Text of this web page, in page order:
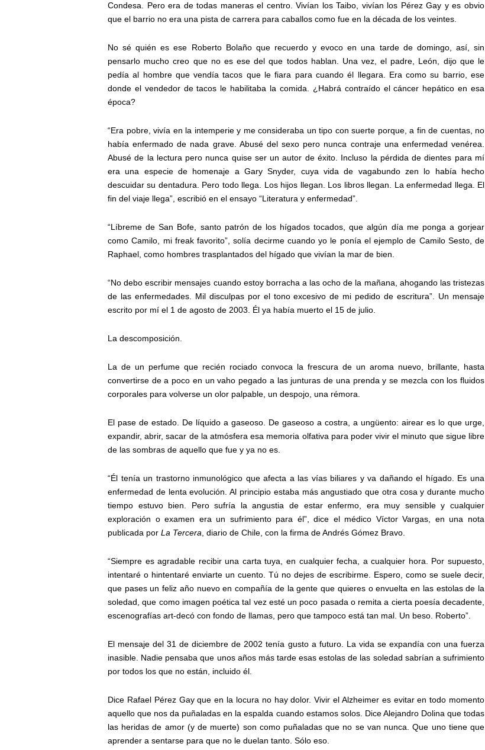
Condesa. Pero era de todas maneras el centro. Vivían los Taibo, vivían los Pérez Gay y es obvio
que el barrio no era una pista de carrera para caballos como fue en la década de los veintes.
No sé quién es ese Roberto Bolaño que recuerdo y evoco en una tarde de domingo, así, sin
pensarlo mucho creo que no es ese del que todos hablan. Una vez, el padre, León, dijo que le
pedía al hombre que vendía tacos que le fiara para cuando él llegara. Era como su barrio, ese
donde el vendedor de tacos le habilitaba la comida. ¿Habrá contraído el cáncer hepático en esa
época?
“Era pobre, vivía en la intemperie y me consideraba un tipo con suerte porque, a fin de cuentas, no
había enfermado de nada grave. Abusé del sexo pero nunca contraje una enfermedad venérea.
Abusé de la lectura pero nunca quise ser un autor de éxito. Incluso la pérdida de dientes para mí
era una especie de homenaje a Gary Snyder, cuya vida de vagabundo zen lo había hecho
descuidar su dentadura. Pero todo llega. Los hijos llegan. Los libros llegan. La enfermedad llega. El
fin del viaje llega”, escribió en el ensayo “Literatura y enfermedad”.
“Líbreme de San Bofe, santo patrón de los hígados tocados, que algún día me ponga a gorjear
como Camilo, mi freak favorito”, solía decirme cuando yo le ponía el ejemplo de Camilo Sesto, de
Raphael, como hombres trasplantados del hígado que vivían la mar de bien.
“No debo escribir mensajes cuando estoy borracha a las ocho de la mañana, ahogando las tristezas
de las enfermedades. Mil disculpas por el tono excesivo de mi pedido de escritura”. Un mensaje
escrito por mí el 1 de agosto de 2003. Él ya había muerto el 15 de julio.
La descomposición.
La de un perfume que recién rociado convoca la frescura de un aroma nuevo, brillante, hasta
convertirse de a poco en un vaho pegado a las junturas de una prenda y se mezcla con los fluidos
corporales para volverse un olor palpable, un despojo, una rémora.
El pase de estado. De líquido a gaseoso. De gaseoso a costra, a ungüento: airear es lo que urge,
expandir, abrir, sacar de la atmósfera esa memoria olfativa para poder vivir el minuto que sigue libre
de las sombras de aquello que fue y ya no es.
“Él tenía un trastorno inmunológico que afecta a las vías biliares y va dañando el hígado. Es una
enfermedad de lenta evolución. Al principio estaba más angustiado que otra cosa y durante mucho
tiempo estuvo bien. Pero sufría la angustia de estar enfermo, era muy sensible y cualquier
exploración o examen era un sufrimiento para él”, dice el médico Víctor Vargas, en una nota
publicada por La Tercera , diario de Chile, con la firma de Andrés Gómez Bravo.
“Siempre es agradable recibir una carta tuya, en cualquier fecha, a cualquier hora. Por supuesto,
intentaré o hintentaré enviarte un cuento. Tú no dejes de escribirme. Espero, como se suele decir,
que pases un feliz año nuevo en compañía de la gente que quieres o envuelta en las estolas de la
soledad, que como imagen poética tal vez esté un poco pasada o remita a cierta poesía decadente,
escenografías art-decó con fondo de llamas, pero que tampoco está tan mal. Un beso. Roberto”.
El mensaje del 31 de diciembre de 2002 tenía gusto a futuro. La vida se expandía con una fuerza
inasible. Nadie pensaba que unos años más tarde esas estolas de las soledad sabrían a sufrimiento
por todos los que no están, incluido él.
Dice Rafael Pérez Gay que en la locura no hay dolor. Vivir el Alzheimer es evitar en todo momento
aquello que nos da puñaladas en la espalda cuando estamos solos. Dice Alejandro Dolina que todas
las heridas de amor (y de muerte) son como puñaladas que no se van nunca. Que uno tiene que
aprender a sentarse para que no le duelan tanto. Sólo eso.